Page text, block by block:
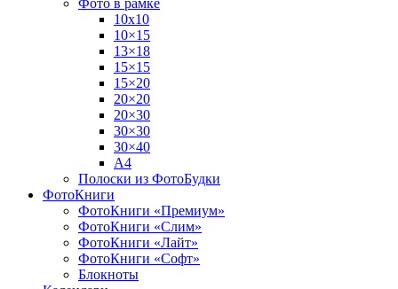
10х10
10×15
13×18
15×15
15×20
20×20
20×30
30×30
30×40
A4
Полоски из ФотоБудки
ФотоКниги
ФотоКниги «Премиум»
ФотоКниги «Слим»
ФотоКниги «Лайт»
ФотоКниги «Софт»
Блокноты